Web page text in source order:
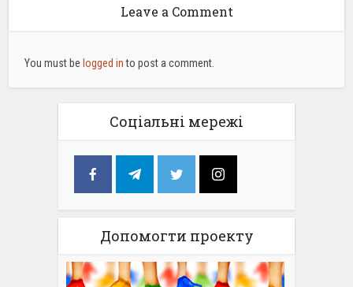
Leave a Comment
You must be logged into post a comment.
Соціальні мережі
Допомогти проекту